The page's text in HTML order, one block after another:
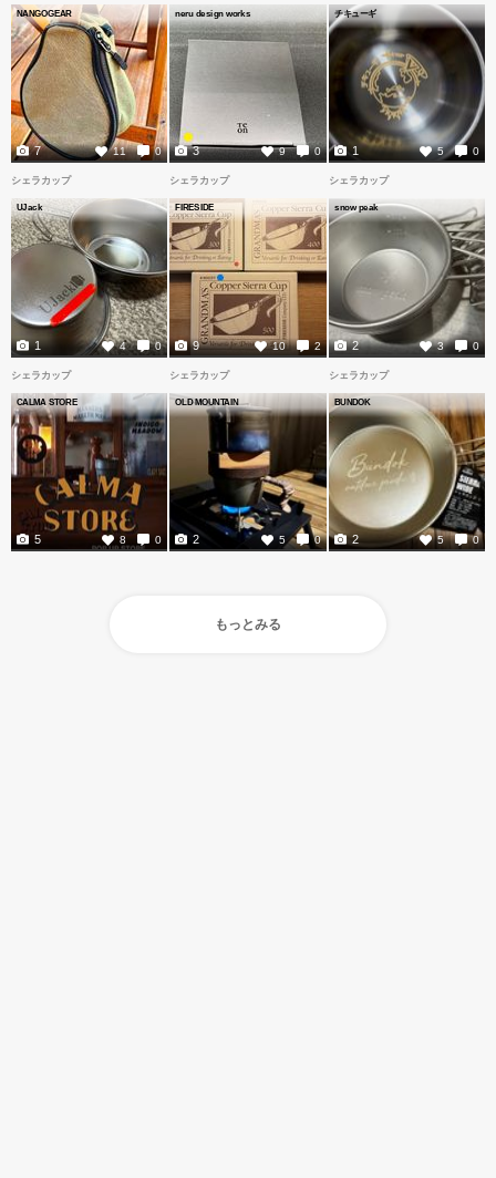
NANGOGEAR
11 0
7
neru design works
9 0
3
チキューギ
5 0
1
シェラカップ
UJack
4 0
1
シェラカップ
FIRESIDE
10 2
9
シェラカップ
snow peak
3 0
2
シェラカップ
CALMA STORE
8 0
5
シェラカップ
OLD MOUNTAIN
5 0
2
シェラカップ
BUNDOK
5 0
2
もっとみる